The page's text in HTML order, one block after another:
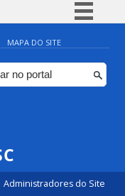
Simplifique!
Comunica BR
Participe
MAPA DO SITE
Administradores do Site